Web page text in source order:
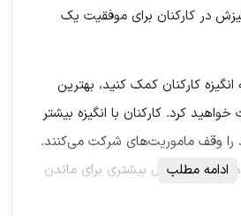
در کارکنان برای موفقیت یک
کارکنان کمک کنید، بهترین
خواهید کرد. کارکنان با انگیزه بیشتر
را وقف ماموریت‌های شرکت می‌کنند.
و احتمال بیشتری برای ماندن
ادامه مطلب